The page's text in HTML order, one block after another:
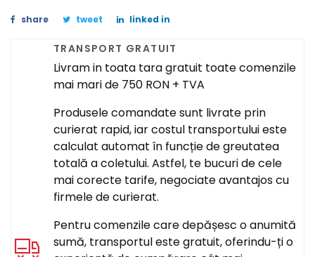
share tweet linked in
TRANSPORT GRATUIT
Livram in toata tara gratuit toate comenzile
mai mari de 750 RON + TVA
Produsele comandate sunt livrate prin
curierat rapid, iar costul transportului este
calculat automat în funcție de greutatea
totală a coletului. Astfel, te bucuri de cele
mai corecte tarife, negociate avantajos cu
firmele de curierat.
Pentru comenzile care depășesc o anumită
sumă, transportul este gratuit, oferindu-ți o